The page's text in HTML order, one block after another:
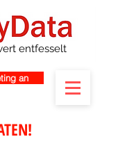
entfesselt
an